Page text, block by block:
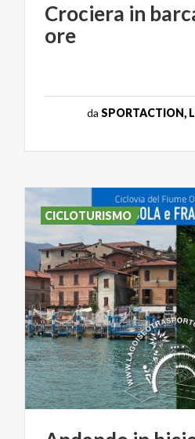
Crociera in
ore
da SPORTACTION,
CICLOTURISMO